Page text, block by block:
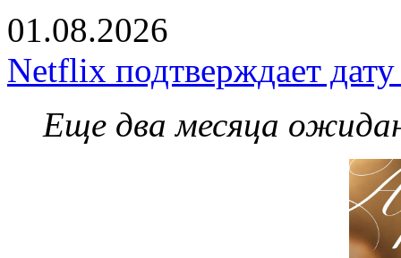
01.08.2026
Netflix подтверждает
Еще два месяца